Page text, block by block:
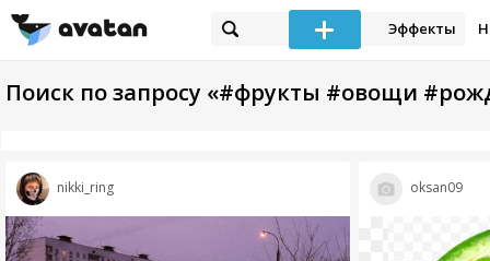
Эффекты
Поиск по запросу «#фрукты #овощи
nikki_ring oksan09